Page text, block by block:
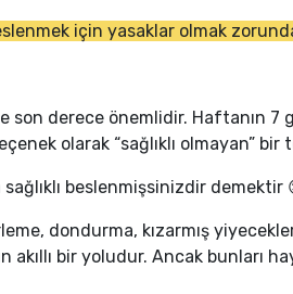
için yasaklar olmak
son derece önemlidir. Haftanın
olarak “sağlıklı olmayan”
beslenmişsinizdir demektir
dondurma, kızarmış
bir yoludur. Ancak bunları